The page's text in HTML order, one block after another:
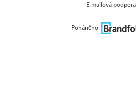
E-mailová podpora
Poháněno